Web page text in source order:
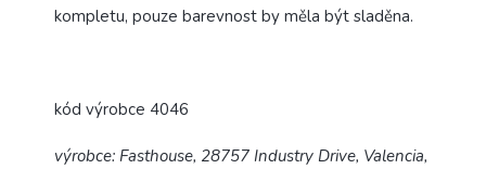
kompletu, pouze barevnost by měla být sladěna.
kód výrobce 4046
výrobce: Fasthouse, 28757 Industry Drive, Valencia,